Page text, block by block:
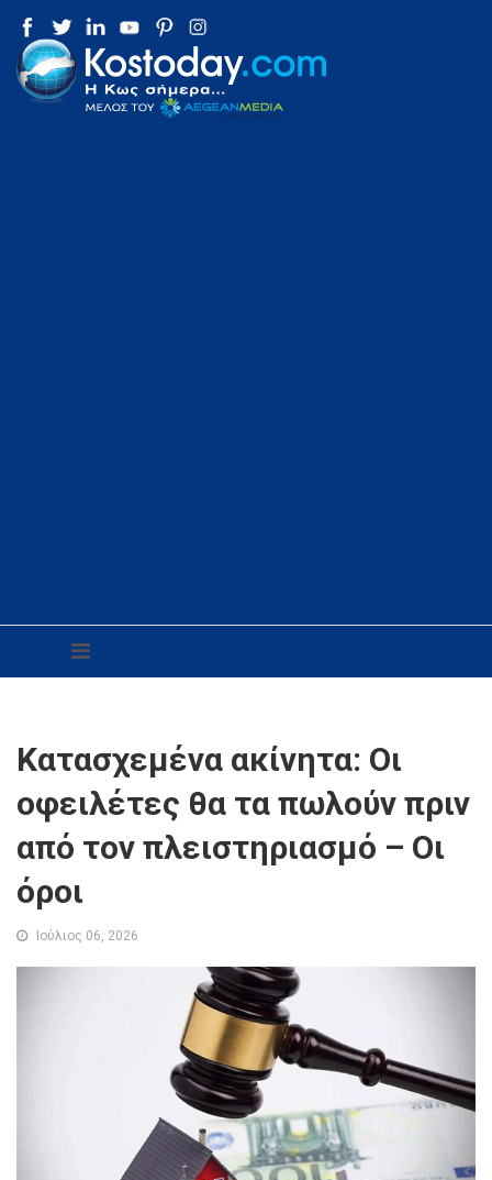
Κατασχεμένα ακίνητα: Οι
οφειλέτες θα τα πωλούν πριν
από τον πλειστηριασμό – Οι
όροι
Ιούλιος 06, 2026